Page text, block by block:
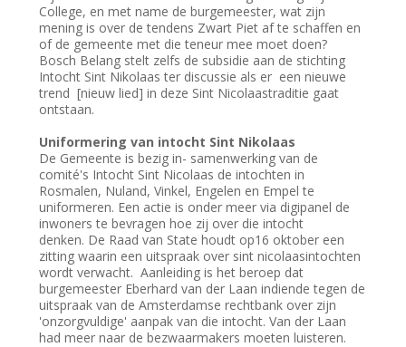
College, en met name de burgemeester, wat zijn
mening is over de tendens Zwart Piet af te schaffen en
of de gemeente met die teneur mee moet doen?
Bosch Belang stelt zelfs de subsidie aan de stichting
Intocht Sint Nikolaas ter discussie als er een nieuwe
trend [nieuw lied] in deze Sint Nicolaastraditie gaat
ontstaan.
Uniformering van intocht Sint Nikolaas
De Gemeente is bezig in- samenwerking van de
comité's Intocht Sint Nicolaas de intochten in
Rosmalen, Nuland, Vinkel, Engelen en Empel te
uniformeren. Een actie is onder meer via digipanel de
inwoners te bevragen hoe zij over die intocht
denken. De Raad van State houdt op16 oktober een
zitting waarin een uitspraak over sint nicolaasintochten
wordt verwacht. Aanleiding is het beroep dat
burgemeester Eberhard van der Laan indiende tegen de
uitspraak van de Amsterdamse rechtbank over zijn
'onzorgvuldige' aanpak van die intocht. Van der Laan
had meer naar de bezwaarmakers moeten luisteren.